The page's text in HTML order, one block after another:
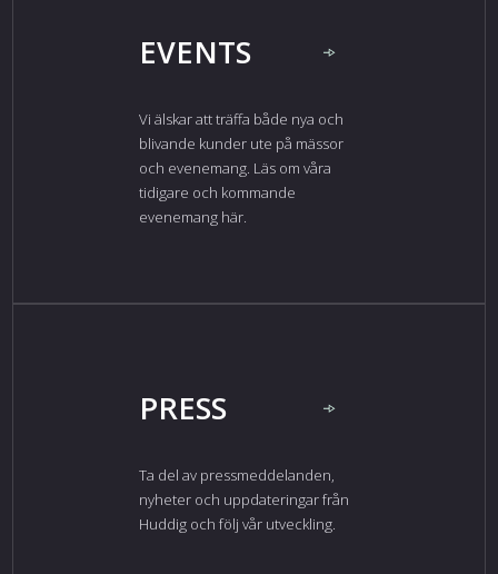
EVENTS
Vi älskar att träffa både nya och
blivande kunder ute på mässor
och evenemang. Läs om våra
tidigare och kommande
evenemang här.
PRESS
Ta del av pressmeddelanden,
nyheter och uppdateringar från
Huddig och följ vår utveckling.